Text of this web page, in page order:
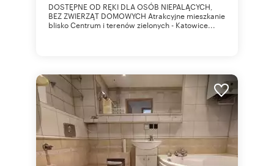
DOSTĘPNE OD RĘKI DLA OSÓB NIEPALĄCYCH,
BEZ ZWIERZĄT DOMOWYCH Atrakcyjne mieszkanie
blisko Centrum i terenów zielonych - Katowice...